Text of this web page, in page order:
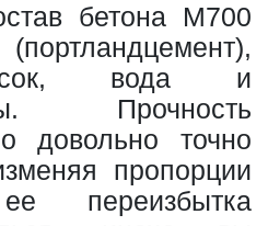
бетона М700
вода и
Прочность
довольно точно
пропорции
переизбытка